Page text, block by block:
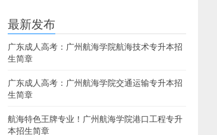
最新发布
广东成人高考：广州航海学院航海技术专升本招
生简章
广东成人高考：广州航海学院交通运输专升本招
生简章
航海特色王牌专业！广州航海学院港口工程专升
本招生简章